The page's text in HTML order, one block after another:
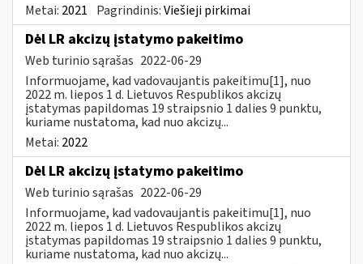
Metai: 2021 Pagrindinis:Viešieji pirkimai
Dėl LR akcizų įstatymo pakeitimo
Web turinio sąrašas 2022-06-29
Informuojame, kad vadovaujantis pakeitimu[1], nuo
2022 m. liepos 1 d. Lietuvos Respublikos akcizų
įstatymas papildomas 19 straipsnio 1 dalies 9 punktu,
kuriame nustatoma, kad nuo akcizų...
Metai: 2022
Dėl LR akcizų įstatymo pakeitimo
Web turinio sąrašas 2022-06-29
Informuojame, kad vadovaujantis pakeitimu[1], nuo
2022 m. liepos 1 d. Lietuvos Respublikos akcizų
įstatymas papildomas 19 straipsnio 1 dalies 9 punktu,
kuriame nustatoma, kad nuo akcizų...